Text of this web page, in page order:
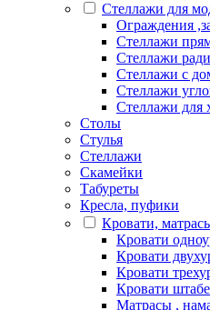
Стеллажи для
Ограждения
Стеллажи
Стеллажи
Стеллажи с
Стеллажи
Стеллажи для
Столы
Стулья
Стеллажи
Скамейки
Табуреты
Кресла, пуфики
Кровати,
Кровати
Кровати
Кровати
Кровати
Матрасы ,